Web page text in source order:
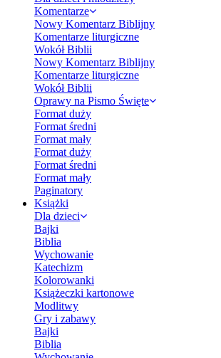
Komentarze
Nowy Komentarz Biblijny
Komentarze liturgiczne
Wokół Biblii
Nowy Komentarz Biblijny
Komentarze liturgiczne
Wokół Biblii
Oprawy na Pismo Święte
Format duży
Format średni
Format mały
Format duży
Format średni
Format mały
Paginatory
Książki
Dla dzieci
Bajki
Biblia
Wychowanie
Katechizm
Kolorowanki
Książeczki kartonowe
Modlitwy
Gry i zabawy
Bajki
Biblia